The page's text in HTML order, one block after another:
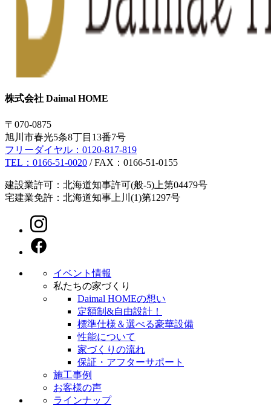
株式会社 Daimal HOME
〒070-0875
旭川市春光5条8丁目13番7号
フリーダイヤル： 0120-817-819
TEL： 0166-51-0020 / FAX：0166-51-0155
建設業許可：北海道知事許可(般-5)上第04479号
宅建業免許：北海道知事上川(1)第1297号
イベント情報
私たちの家づくり
Daimal HOMEの想い
定額制&自由設計！
標準仕様＆選べる豪華設備
性能について
家づくりの流れ
保証・アフターサポート
施工事例
お客様の声
ラインナップ